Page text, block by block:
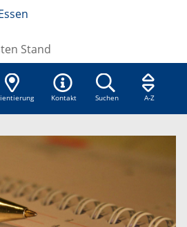
Stand
Kontakt Suchen A-Z